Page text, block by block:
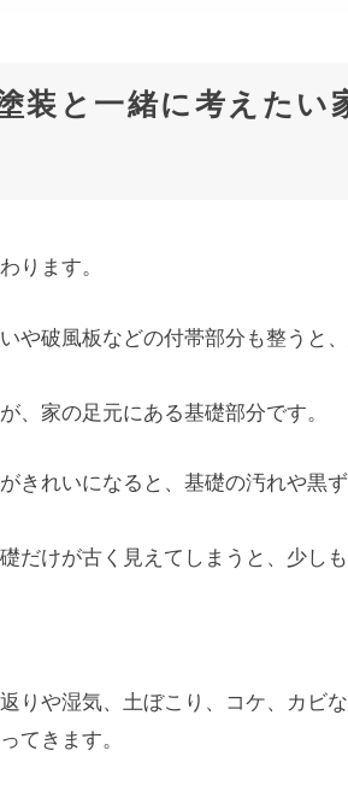
装と一緒に考えたい
ります。
や破風板などの付帯部分も整うと
、家の足元にある基礎部分です。
きれいになると、基礎の汚れや黒
だけが古く見えてしまうと、少し
りや湿気、土ぼこり、コケ、カビ
てきます。